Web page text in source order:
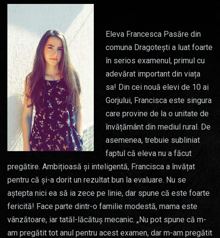
Eleva Francesca Pasăre din
comuna Dragotești a luat foarte
în serios examenul, primul cu
adevărat important din viața
sa! Din cei nouă elevi de 10 ai
Gorjului, Francisca este singura
care provine de la o unitate de
învățământ din mediul rural. De
asemenea, trebuie subliniat
faptul că eleva nu a făcut
pregătire. Ambițioasă și inteligentă, Francisca a învățat
pentru că și-a dorit un rezultat bun la evaluare. Nu se
aștepta nici ea să ia zece pe linie, dar spune că este foarte
fericită! Face parte dintr-o familie modestă, mama este
vânzătoare, iar tatăl-lăcătuș mecanic. „Nu pot spune că m-
am pregătit tot anul pentru acest examen, dar m-am pregătit